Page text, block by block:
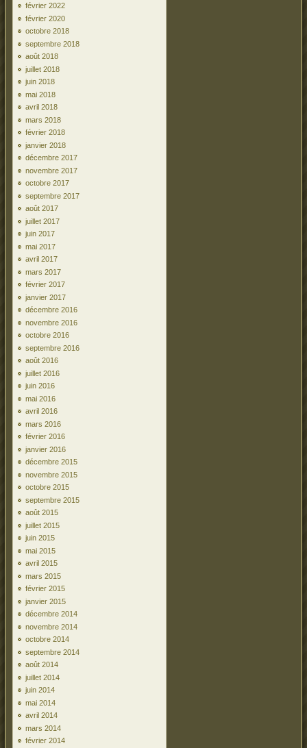
février 2022
février 2020
octobre 2018
septembre 2018
août 2018
juillet 2018
juin 2018
mai 2018
avril 2018
mars 2018
février 2018
janvier 2018
décembre 2017
novembre 2017
octobre 2017
septembre 2017
août 2017
juillet 2017
juin 2017
mai 2017
avril 2017
mars 2017
février 2017
janvier 2017
décembre 2016
novembre 2016
octobre 2016
septembre 2016
août 2016
juillet 2016
juin 2016
mai 2016
avril 2016
mars 2016
février 2016
janvier 2016
décembre 2015
novembre 2015
octobre 2015
septembre 2015
août 2015
juillet 2015
juin 2015
mai 2015
avril 2015
mars 2015
février 2015
janvier 2015
décembre 2014
novembre 2014
octobre 2014
septembre 2014
août 2014
juillet 2014
juin 2014
mai 2014
avril 2014
mars 2014
février 2014